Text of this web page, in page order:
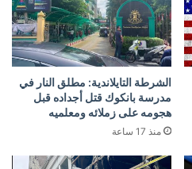
الشرطة التايلاندية: مطلق النار في
مدرسة بانكوك قتل أجداده قبل
هجومه على زملائه ومعلميه
منذ 17 ساعة